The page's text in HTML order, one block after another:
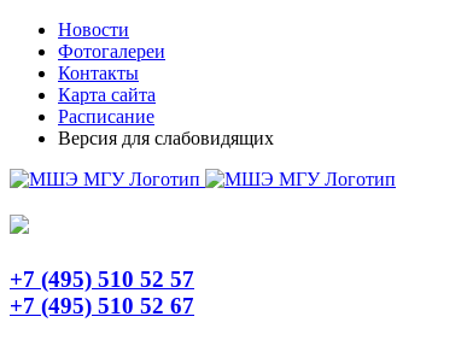
Skip
content
TelegramНовости
Фотогалереи
Контакты
Карта сайта
Расписание
Версия для слабовидящих
+7 (495) 510 52 57
+7 (495) 510 52 67